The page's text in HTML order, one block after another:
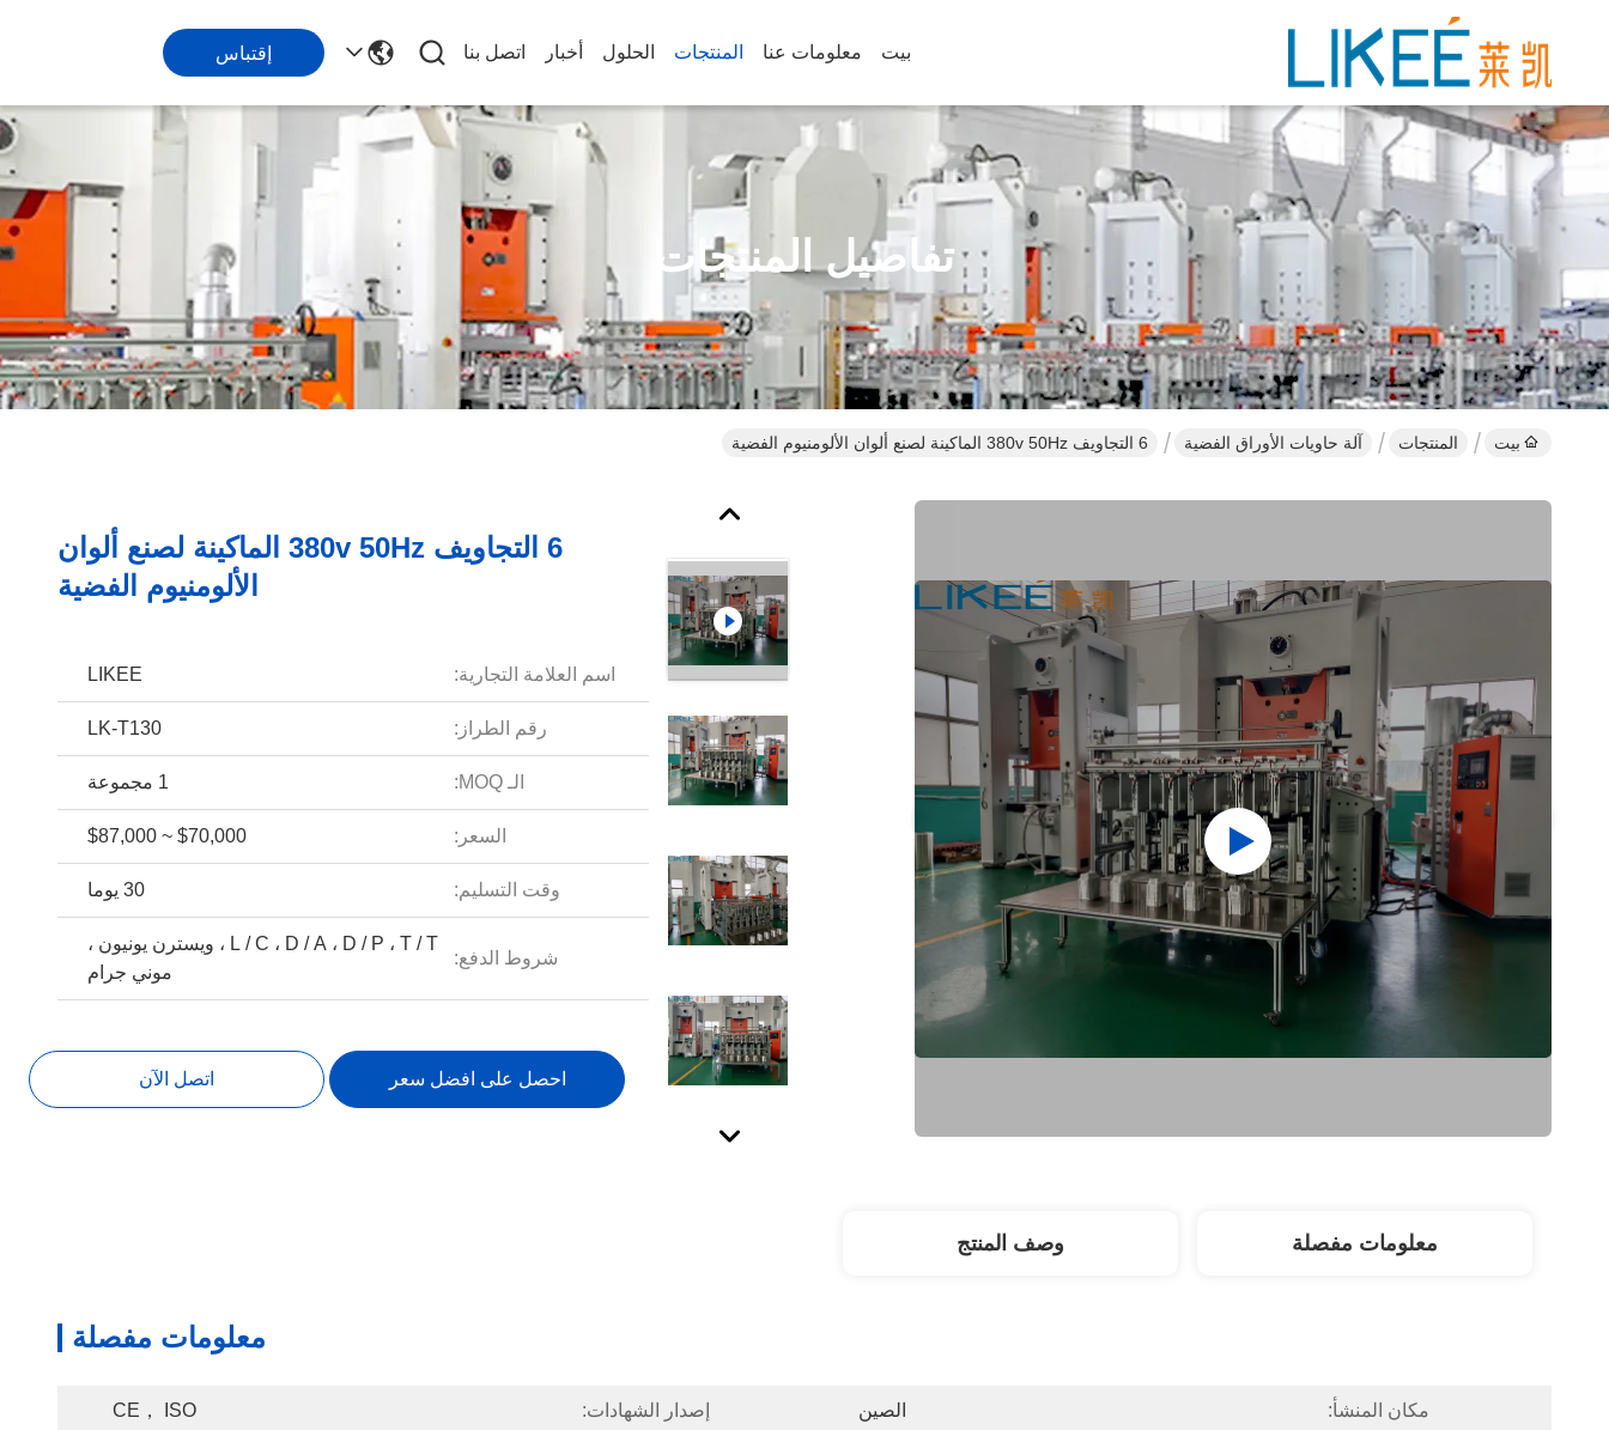
بيت معلومات عنا المنتجات الحلول أخبار اتصل بنا إقتباس
تفاصيل المنتجات
بيت المنتجات آلة حاويات الأوراق الفضية 6 التجاويف 380v 50Hz الماكينة لصنع ألوان الألومنيوم الفضية
6 التجاويف 380v 50Hz الماكينة لصنع ألوان
الألومنيوم الفضية
اسم العلامة التجارية: LIKEE
رقم الطراز: LK-T130
الـ MOQ: 1 مجموعة
السعر: $70,000 ~ $87,000
وقت التسليم: 30 يوما
شروط الدفع:
L / C ، D / A ، D / P ، T / T ، ويسترن يونيون ،
موني جرام
احصل على افضل سعر اتصل الآن
معلومات مفصلة وصف المنتج
معلومات مفصلة
مكان المنشأ: الصين إصدار الشهادات: CE， ISO